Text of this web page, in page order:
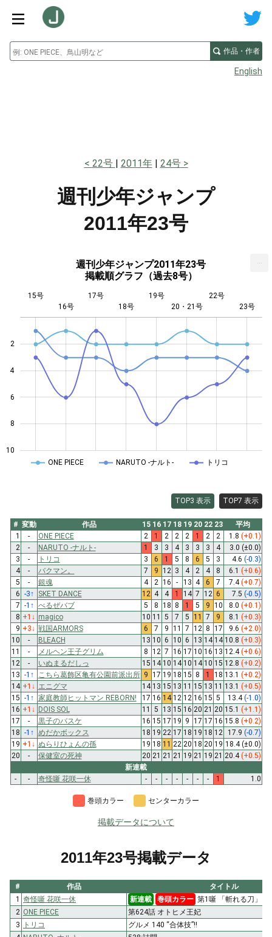
作品・作者
English
22号 2011年 24号
週刊少年ジャンプ
2011年23号
週刊少年ジャンプ2011年23号
掲載順グラフ（過去8号）
2
4
6
8
10
15号
16号
17号
18号
19号
20・21号
22号
23号
ONE PIECE NARUTO -ナルト- トリコ
TOP3 表示 TOP7 表示
# 変動 作品 15 16 17 18 19 20 22 23
平均
1
- ONE PIECE 2 1 2 2 2 1 2 2 1.8 (+0.1)
2
- NARUTO -ナルト- 1 3 3 4 3 3 3 4 3.0 (±0.0)
3
- トリコ 3 6 1 5 8 6 5 3 4.6 (-0.3)
4
- バクマン。 7 9 12 3 4 2 4 8 6.1 (+0.6)
5
- 銀魂 4 2 16 - 13 4 6 7 7.4(+0.7)
6 -3↑ SKET DANCE 12 4 4 1 14 7 12 6 7.5 (-0.5)
7 -1 ↑ べるぜバブ 5 8 18 8 1 5 9 10 8.0 (+0.1)
8 +1 ↓ magico 10 11 5 7 5 11 7 9 8.1 (+0.3)
9 +3↓ 戦国ARMORS 6 7 9 11 7 12 8 17 9.6 (+2.0)
10
- BLEACH 13 10 6 10 6 13 14 14 10.8 (+0.3)
11
- メルヘン王子グリム 8 12 7 16 17 10 16 13 12.4(+0.6)
12
- いぬまるだしっ 15 14 10 14 10 14 10 15 12.8 (+0.2)
13 -1 ↑ こちら葛飾区亀有公園前派出所 9 17 19 18 15 8 1 18 13.1 (+0.2)
14 +1 ↓ エニグマ 14 13 15 13 11 15 13 11 13.1 (+0.5)
15 -1 ↑ 家庭教師ヒットマン REBORN! 17 16 14 12 12 16 15 5 13.4(-1.0)
16 +1 ↓ DOIS SOL 11 5 13 15 16 20 21 20 15.1 (+1.1)
17
- 黒子のバスケ 16 15 17 19 9 17 17 16 15.8 (+0.2)
18 -1 ↑ めだかボックス 18 19 22 17 18 19 18 12 17.9 (-0.7)
19 +1 ↓ ぬらりひょんの孫 19 18 11 22 20 18 20 19 18.4(±0.0)
20
- 保健室の死神 20 21 21 21 19 21 19 21 20.4(+0.5)
新連載
-
- 奇怪噺 花咲一休 - - - - - - - 1 1.0
巻頭カラー センターカラー
掲載データについて
2011年23号掲載データ
# 作品
タイトル
1 奇怪噺 花咲一休 新連載 巻頭カラー 第1噺 「斬れる刀」と
2 ONE PIECE
第624話 オトヒメ王妃
3
トリコ
グルメ 140 “合体技”!!